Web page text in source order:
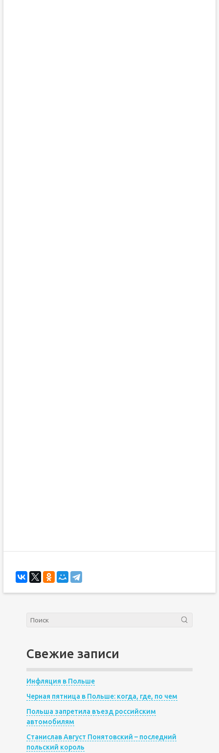
Свежие записи
Инфляция в Польше
Черная пятница в Польше: когда, где, по чем
Польша запретила въезд российским
автомобилям
Станислав Август Понятовский – последний
польский король